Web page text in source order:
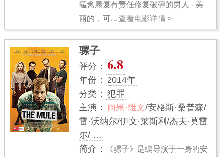
猛禽康复有责任修复破碎的男人 - 美
丽的，可…查看电影详情 >
骡子
评分： 6.8
年份： 2014年
分类： 犯罪
主演： 雨果·维文/安格斯·桑普森/
雷·沃纳尔/伊文·莱斯利/杰夫·莫雷
尔/ …
简介：
《骡子》是编导演于一身的安